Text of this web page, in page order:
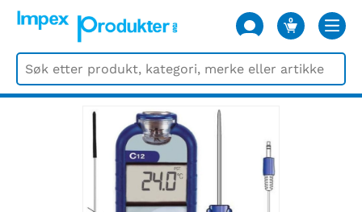
0
VARER